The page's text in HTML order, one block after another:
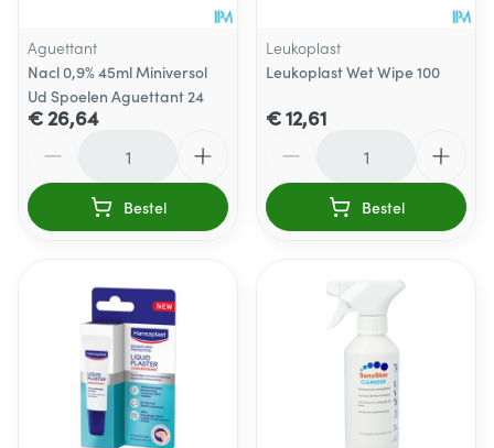
Aguettant
Nacl 0,9% 45ml Miniversol
Ud Spoelen Aguettant 24
€ 26,64
Bestel
Leukoplast
Leukoplast Wet Wipe 100
€ 12,61
Bestel